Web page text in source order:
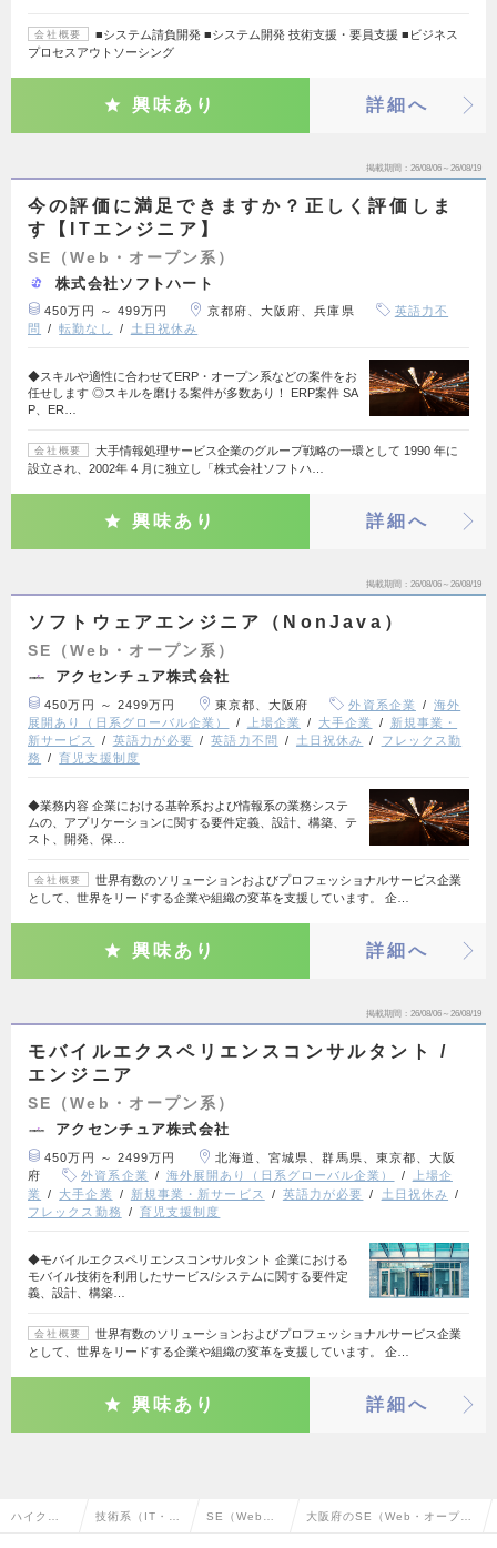
会社概要
■システム請負開発 ■システム開発 技術支援・要員支援 ■ビジネス
プロセスアウトソーシング
興味あり 詳細へ
掲載期間 26/08/06～26/08/19
今の評価に満足できますか？正しく評価しま
す【ITエンジニア】
SE（Web・オープン系）
株式会社ソフトハート
450万円 ～ 499万円 京都府、大阪府、兵庫県
英語力不
問
転勤なし 土日祝休み
◆スキルや適性に合わせてERP・オープン系などの案件をお
任せします ◎スキルを磨ける案件が多数あり！ ERP案件 SA
P、ER…
会社概要
大手情報処理サービス企業のグループ戦略の一環として 1990 年に
設立され、2002年 4 月に独立し「株式会社ソフトハ…
興味あり 詳細へ
掲載期間 26/08/06～26/08/19
ソフトウェアエンジニア（NonJava）
SE（Web・オープン系）
アクセンチュア株式会社
450万円 ～ 2499万円 東京都、大阪府 外資系企業
海外
展開あり（日系グローバル企業）
上場企業 大手企業
新規事業・
新サービス
英語力が必要 英語力不問 土日祝休み
フレックス勤
務
育児支援制度
◆業務内容 企業における基幹系および情報系の業務システ
ムの、アプリケーションに関する要件定義、設計、構築、テ
スト、開発、保…
会社概要
世界有数のソリューションおよびプロフェッショナルサービス企業
として、世界をリードする企業や組織の変革を支援しています。 企…
興味あり 詳細へ
掲載期間 26/08/06～26/08/19
モバイルエクスペリエンスコンサルタント /
エンジニア
SE（Web・オープン系）
アクセンチュア株式会社
450万円 ～ 2499万円
北海道、宮城県、群馬県、東京都、大阪
府
外資系企業 海外展開あり（日系グローバル企業）
上場企
業
大手企業 新規事業・新サービス 英語力が必要
土日祝休み
フレックス勤務
育児支援制度
◆モバイルエクスペリエンスコンサルタント 企業における
モバイル技術を利用したサービス/システムに関する要件定
義、設計、構築…
会社概要
世界有数のソリューションおよびプロフェッショナルサービス企業
として、世界をリードする企業や組織の変革を支援しています。 企…
興味あり 詳細へ
ハイクラ 技術系（IT・W SE（Web・ 大阪府のSE（Web・オープン